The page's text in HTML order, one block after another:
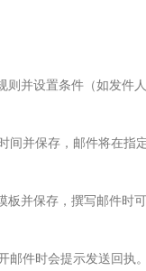
则并设置条件（如发件
间并保存，邮件将在指
板并保存，撰写邮件时
邮件时会提示发送回执。